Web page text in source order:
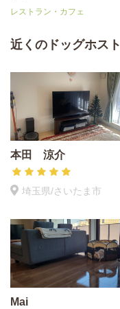
レストラン・カフェ
近くのドッグホスト
本田 涼介
埼玉県/さいたま市
Mai